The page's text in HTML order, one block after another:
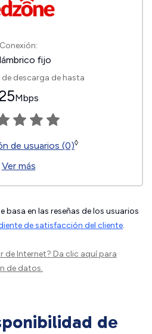
Conexión:
fijo
descarga de hasta
Mbps
de usuarios (0)◊
Ver más
basa en las reseñas de los usuarios
de satisfacción del cliente.
de Internet? Da clic aquípara
de datos.
de